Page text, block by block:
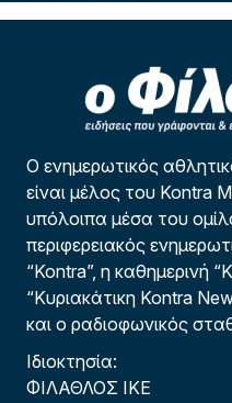
Ο ενημερωτικός
είναι μέλος του Kontra
υπόλοιπα μέσα του
περιφερειακός
“Kontra”, η καθημερινή
“Κυριακάτικη Kontra
και ο ραδιοφωνικός
Ιδιοκτησία:
ΦΙΛΑΘΛΟΣ ΙΚΕ